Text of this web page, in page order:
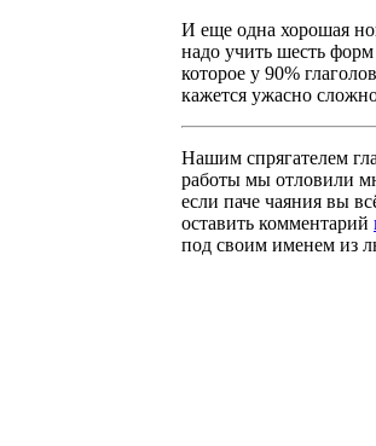
И еще одна хорошая
надо учить шесть форм
которое у 90%
кажется ужасно
Нашим спрягателем
работы мы отловили
если паче чаяния вы
оставить комментарий
под своим именем из